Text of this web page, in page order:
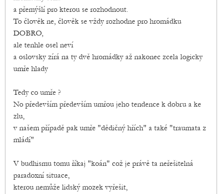
a přemýšlí pro kterou se rozhodnout.
To člověk ne, člověk se vždy rozhodne pro hromádku
DOBRO,
ale tenhle osel neví
a oslovsky zírá na ty dvě hromádky až nakonec zcela logicky
umře hlady
Tedy co umře ?
No především především umřou jeho tendence k dobru a ke
zlu,
v našem případě pak umře "dědičný hřích" a také "traumata z
mládí"
V budhismu tomu říkaj "koán" což je právě ta neřešitelná
paradoxní situace,
kterou nemůže lidský mozek vyřešit,